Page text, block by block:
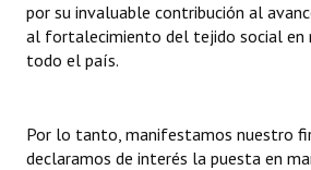
por su invaluable contribución al
al fortalecimiento del tejido social en
todo el país.
Por lo tanto, manifestamos nuestro
declaramos de interés la puesta en